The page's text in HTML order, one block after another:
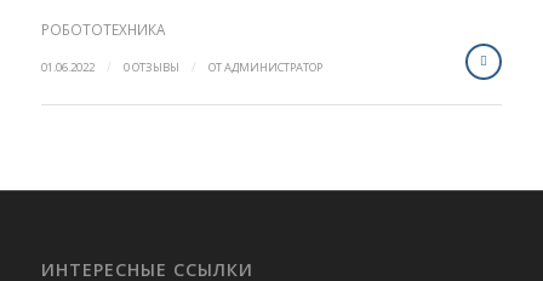
РОБОТОТЕХНИКА
01.06.2022 / 0 ОТЗЫВЫ / ОТАДМИНИСТРАТОР
ИНТЕРЕСНЫЕ ССЫЛКИ